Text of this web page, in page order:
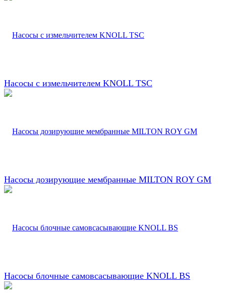
Насосы с измельчителем KNOLL TSC
Насосы дозирующие мембранные MILTON ROY GM
Насосы блочные самовсасывающие KNOLL BS